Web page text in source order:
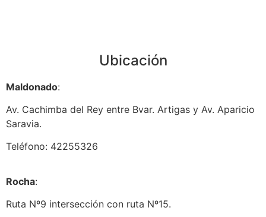
Ubicación
Maldonado:
Av. Cachimba del Rey entre Bvar. Artigas y Av. Aparicio
Saravia.
Teléfono: 42255326
Rocha:
Ruta Nº9 intersección con ruta Nº15.